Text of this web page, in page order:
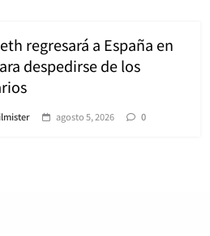
regresará a España en
despedirse de los
agosto 5, 2026 0